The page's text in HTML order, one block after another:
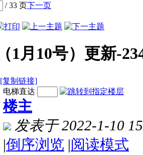
/ 33 页下一页
（1月10号）更新-
[复制链接]
电梯直达
楼主
发表于 2022-1-10
|倒序浏览 |阅读模式